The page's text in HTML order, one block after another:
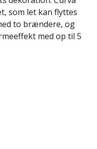
som let kan flyttes
to brændere, og
med op til 5